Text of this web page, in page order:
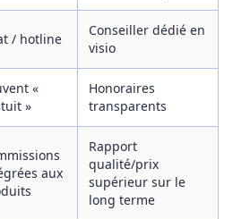
/ hotline
Conseiller dédié en
visio
«
»
Honoraires
transparents
aux
Rapport
qualité/prix
supérieur sur le
long terme